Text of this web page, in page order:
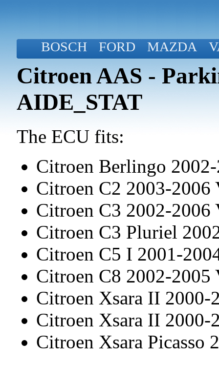
BOSCH FORD MAZDA
Citroen AAS -
AIDE_STAT
The ECU fits:
Citroen Berlingo
Citroen C2 2003-2006
Citroen C3 2002-
Citroen C3 Pluriel
Citroen C5 I 2001-
Citroen C8 2002-2005
Citroen Xsara II 2000-
Citroen Xsara II 2000-
Citroen Xsara Picasso